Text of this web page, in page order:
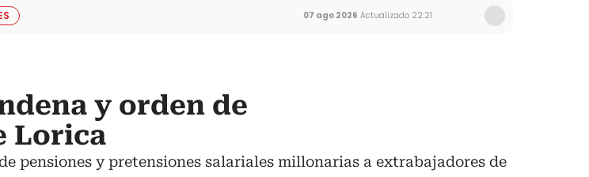
07 ago 2026 Actualizado 22:21
y orden de
Lorica
pensiones y pretensiones salariales millonarias a extrabajadores de